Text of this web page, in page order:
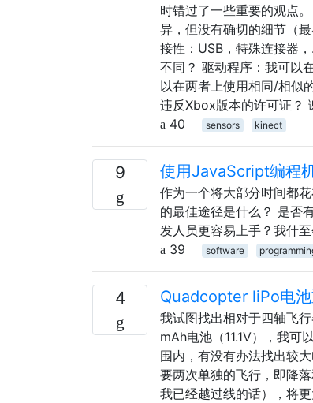
时错过了一些重要的观点
异，但没有确切的细节（
接性：USB，特殊连接器
不同？ 驱动程序：我可以
以在两者上使用相同/相似
违反Xbox版本的许可证？
40
sensors kinect
9 使用JavaScript编程
作为一个将大部分时间都
的最佳途径是什么？ 是否
发人员更容易上手？我什
39
software
4 Quadcopter liPo电
我试图找出相对于四轴飞
mAh电池（11.1V），我可
围内，有没有办法找出较
要两次单独的飞行，即降
我已经越过线的话），将